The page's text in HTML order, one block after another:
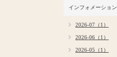
インフォメーション
2026-07（1）
2026-06（1）
2026-05（1）